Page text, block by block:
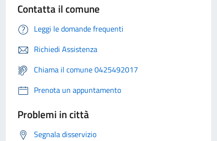
Contatta il comune
Leggi le domande frequenti
Richiedi Assistenza
Chiama il comune 0425492017
Prenota un appuntamento
Problemi in città
Segnala disservizio